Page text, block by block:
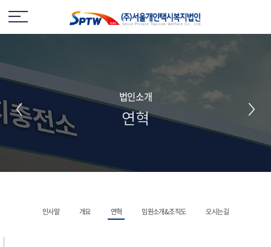
법인소개
연혁
인사말 개요 연혁 임원소개&조직도 오시는길